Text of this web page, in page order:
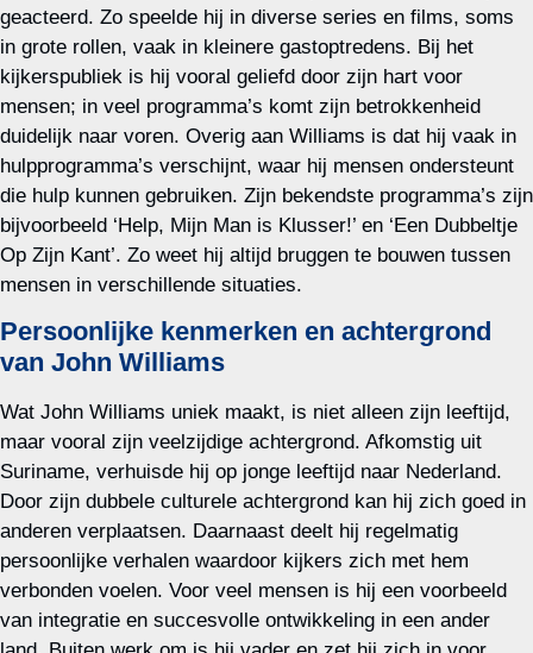
geacteerd. Zo speelde hij in diverse series en films, soms
in grote rollen, vaak in kleinere gastoptredens. Bij het
kijkerspubliek is hij vooral geliefd door zijn hart voor
mensen; in veel programma’s komt zijn betrokkenheid
duidelijk naar voren. Overig aan Williams is dat hij vaak in
hulpprogramma’s verschijnt, waar hij mensen ondersteunt
die hulp kunnen gebruiken. Zijn bekendste programma’s zijn
bijvoorbeeld ‘Help, Mijn Man is Klusser!’ en ‘Een Dubbeltje
Op Zijn Kant’. Zo weet hij altijd bruggen te bouwen tussen
mensen in verschillende situaties.
Persoonlijke kenmerken en achtergrond
van John Williams
Wat John Williams uniek maakt, is niet alleen zijn leeftijd,
maar vooral zijn veelzijdige achtergrond. Afkomstig uit
Suriname, verhuisde hij op jonge leeftijd naar Nederland.
Door zijn dubbele culturele achtergrond kan hij zich goed in
anderen verplaatsen. Daarnaast deelt hij regelmatig
persoonlijke verhalen waardoor kijkers zich met hem
verbonden voelen. Voor veel mensen is hij een voorbeeld
van integratie en succesvolle ontwikkeling in een ander